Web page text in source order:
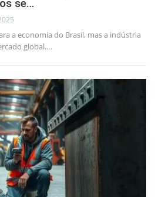
se…
a economia do Brasil, mas a indústria
global.…